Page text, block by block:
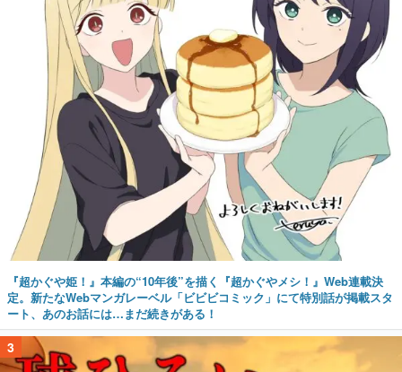
『超かぐや姫！』本編の“10年後”を描く『超かぐやメシ！』Web連載決
定。新たなWebマンガレーベル「ビビビコミック」にて特別話が掲載スタ
ート、あのお話には…まだ続きがある！
3